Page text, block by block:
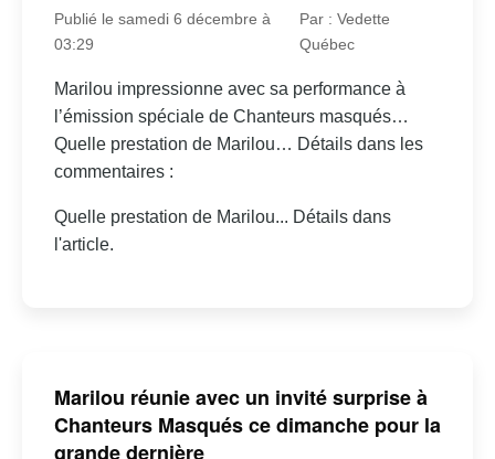
Publié le samedi 6 décembre à
03:29
Par : Vedette
Québec
Marilou impressionne avec sa performance à
l’émission spéciale de Chanteurs masqués…
Quelle prestation de Marilou… Détails dans les
commentaires :
Quelle prestation de Marilou... Détails dans
l'article.
Marilou réunie avec un invité surprise à
Chanteurs Masqués ce dimanche pour la
grande dernière